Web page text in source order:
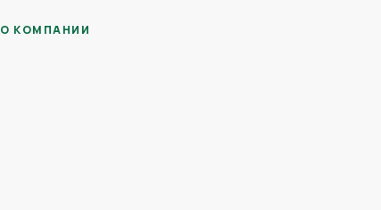
О КОМПАНИИ